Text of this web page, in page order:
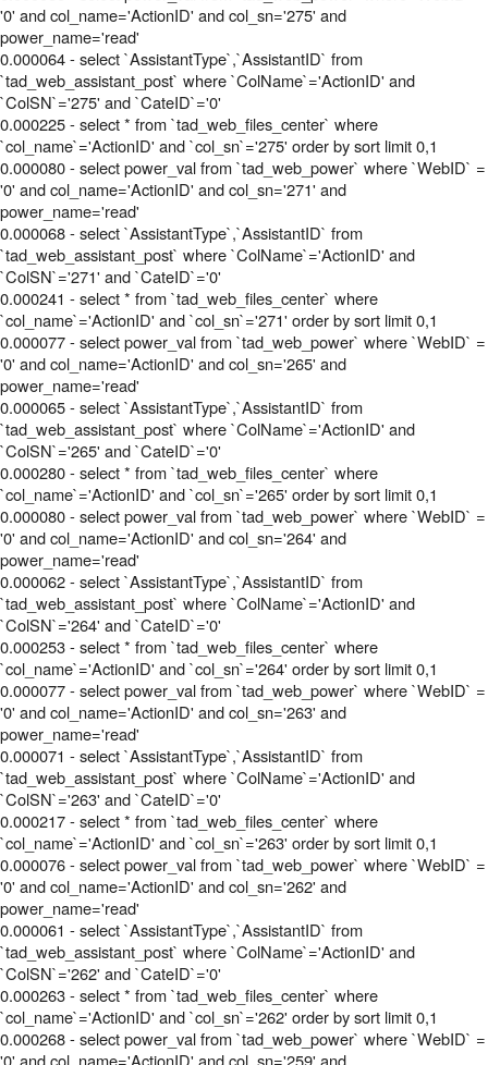
'0' and col_name='ActionID' and col_sn='275' and
power_name='read'
0.000064 - select `AssistantType`,`AssistantID` from
`tad_web_assistant_post` where `ColName`='ActionID' and
`ColSN`='275' and `CateID`='0'
0.000225 - select * from `tad_web_files_center` where
`col_name`='ActionID' and `col_sn`='275' order by sort limit 0,1
0.000080 - select power_val from `tad_web_power` where `WebID` =
'0' and col_name='ActionID' and col_sn='271' and
power_name='read'
0.000068 - select `AssistantType`,`AssistantID` from
`tad_web_assistant_post` where `ColName`='ActionID' and
`ColSN`='271' and `CateID`='0'
0.000241 - select * from `tad_web_files_center` where
`col_name`='ActionID' and `col_sn`='271' order by sort limit 0,1
0.000077 - select power_val from `tad_web_power` where `WebID` =
'0' and col_name='ActionID' and col_sn='265' and
power_name='read'
0.000065 - select `AssistantType`,`AssistantID` from
`tad_web_assistant_post` where `ColName`='ActionID' and
`ColSN`='265' and `CateID`='0'
0.000280 - select * from `tad_web_files_center` where
`col_name`='ActionID' and `col_sn`='265' order by sort limit 0,1
0.000080 - select power_val from `tad_web_power` where `WebID` =
'0' and col_name='ActionID' and col_sn='264' and
power_name='read'
0.000062 - select `AssistantType`,`AssistantID` from
`tad_web_assistant_post` where `ColName`='ActionID' and
`ColSN`='264' and `CateID`='0'
0.000253 - select * from `tad_web_files_center` where
`col_name`='ActionID' and `col_sn`='264' order by sort limit 0,1
0.000077 - select power_val from `tad_web_power` where `WebID` =
'0' and col_name='ActionID' and col_sn='263' and
power_name='read'
0.000071 - select `AssistantType`,`AssistantID` from
`tad_web_assistant_post` where `ColName`='ActionID' and
`ColSN`='263' and `CateID`='0'
0.000217 - select * from `tad_web_files_center` where
`col_name`='ActionID' and `col_sn`='263' order by sort limit 0,1
0.000076 - select power_val from `tad_web_power` where `WebID` =
'0' and col_name='ActionID' and col_sn='262' and
power_name='read'
0.000061 - select `AssistantType`,`AssistantID` from
`tad_web_assistant_post` where `ColName`='ActionID' and
`ColSN`='262' and `CateID`='0'
0.000263 - select * from `tad_web_files_center` where
`col_name`='ActionID' and `col_sn`='262' order by sort limit 0,1
0.000268 - select power_val from `tad_web_power` where `WebID` =
'0' and col_name='ActionID' and col_sn='259' and